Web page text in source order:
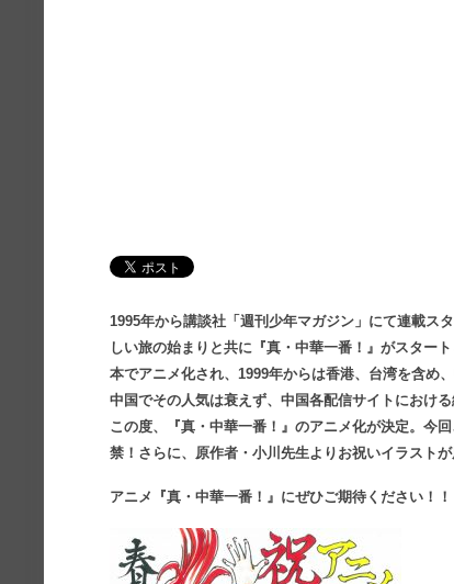
1995年から講談社「週刊少年マガジン」にて連載ス
しい旅の始まりと共に『真・中華一番！』がスター
本でアニメ化され、1999年からは香港、台湾を含め
中国でその人気は衰えず、中国各配信サイトにおけ
この度、『真・中華一番！』のアニメ化が決定。今
禁！さらに、原作者・小川先生よりお祝いイラスト
アニメ『真・中華一番！』にぜひご期待ください！！